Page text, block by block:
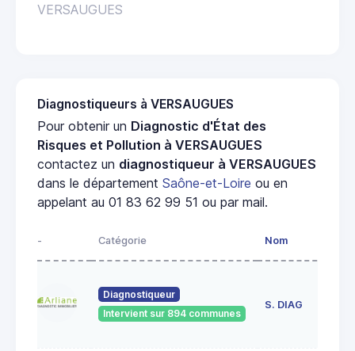
VERSAUGUES
Diagnostiqueurs à VERSAUGUES
Pour obtenir un Diagnostic d'État des
Risques et Pollution à VERSAUGUES
contactez un diagnostiqueur à VERSAUGUES
dans le département Saône-et-Loire ou en
appelant au 01 83 62 99 51 ou par mail.
- Catégorie Nom
Diagnostiqueur
Intervient sur 894 communes
S. DIAG